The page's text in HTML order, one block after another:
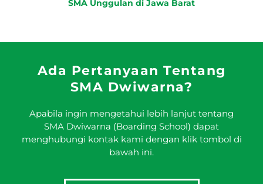
SMA Unggulan di Jawa Barat
Ada Pertanyaan Tentang
SMA Dwiwarna?
Apabila ingin mengetahui lebih lanjut tentang
SMA Dwiwarna (Boarding School) dapat
menghubungi kontak kami dengan klik tombol di
bawah ini.